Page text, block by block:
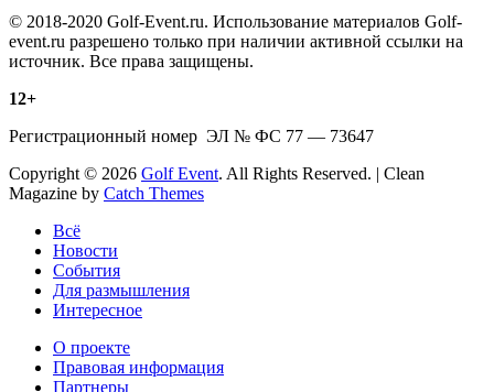
© 2018-2020 Golf-Event.ru. Использование материалов Golf-
event.ru разрешено только при наличии активной ссылки на
источник. Все права защищены.
12+
Регистрационный номер ЭЛ № ФС 77 — 73647
Copyright © 2026 Golf Event. All Rights Reserved. | Clean
Magazine by Catch Themes
Всё
Новости
События
Для размышления
Интересное
О проекте
Правовая информация
Партнеры